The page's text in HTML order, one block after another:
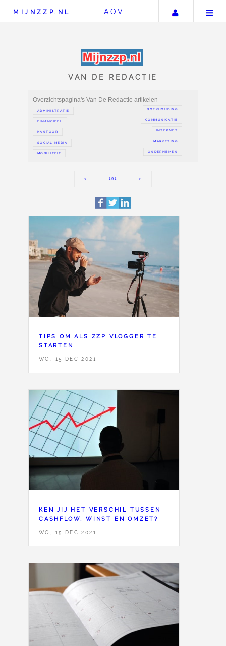
MIJNZZP.NL AOV Uw
VAN DE REDACTIE
Overzichtspagina's Van De Redactie artikelen
ADMINISTRATIE
<
TIPS OM ALS ZZP VLOGGER TE
STARTEN
WO, 15 DEC 2021
KEN JIJ HET VERSCHIL TUSSEN
CASHFLOW, WINST EN OMZET?
WO, 15 DEC 2021